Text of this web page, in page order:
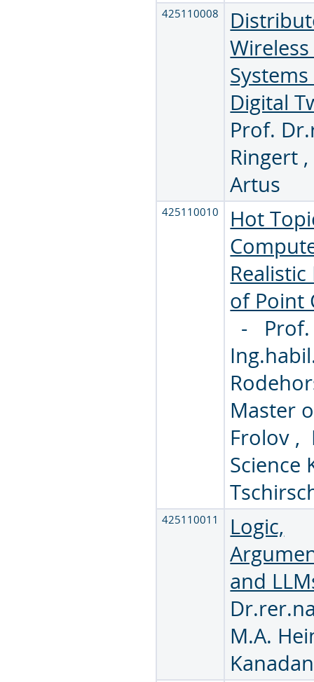
425110008
Digital
Prof.
Ringert
Artus
425110010
Hot
of Point
-
Master
Frolov ,
Science
425110011
Logic,
and
M.A.
Kanadan